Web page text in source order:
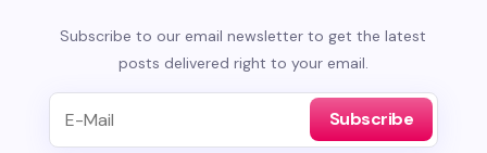
Subscribe to our email newsletter to get the latest
posts delivered right to your email.
Subscribe